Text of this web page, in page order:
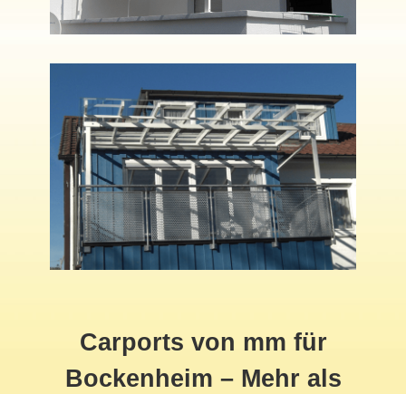
Carports von mm für
Bockenheim – Mehr als